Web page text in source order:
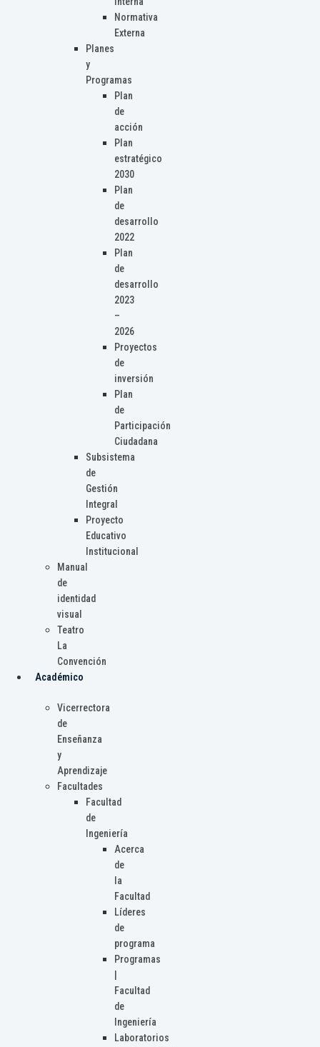
Normativa
Externa
Planes
y
Programas
Plan
de
acción
Plan
estratégico
2030
Plan
de
desarrollo
2022
Plan
de
desarrollo
2023
–
2026
Proyectos
de
inversión
Plan
de
Participación
Ciudadana
Subsistema
de
Gestión
Integral
Proyecto
Educativo
Institucional
Manual
de
identidad
visual
Teatro
La
Convención
Académico
Vicerrectora
de
Enseñanza
y
Aprendizaje
Facultades
Facultad
de
Ingeniería
Acerca
de
la
Facultad
Líderes
de
programa
Programas
Facultad
de
Ingeniería
Laboratorios